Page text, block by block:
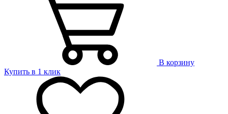
В корзину
Купить в 1 клик